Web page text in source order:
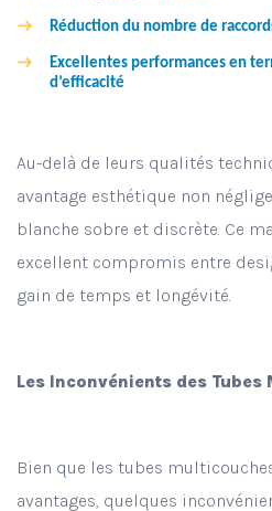
Réduction du nombre de
Excellentes performances en
d’efficacité
Au-delà de leurs qualités
avantage esthétique non
blanche sobre et discrète. Ce
excellent compromis entre
gain de temps et longévité.
Les Inconvénients des
Bien que les tubes
avantages, quelques